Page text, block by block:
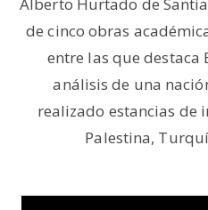
de cinco obras
entre las que destaca
análisis de una
realizado estancias de
Palestina,